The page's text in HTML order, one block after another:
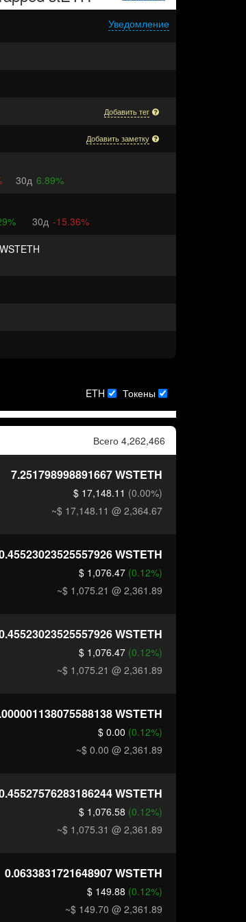
Уведомление
Добавить тег
Добавить заметку
30д 6.89%
30д -15.36%
ETH Токены
Всего 4,262,466
7.251798998891667WSTETH
$ 17,148.11 (0.00%)
~$ 17,148.11 @ 2,364.67
WSTETH
$ 1,076.47 (0.12%)
~$ 1,075.21 @ 2,361.89
WSTETH
$ 1,076.47 (0.12%)
~$ 1,075.21 @ 2,361.89
WSTETH
$ 0.00 (0.12%)
~$ 0.00 @ 2,361.89
WSTETH
$ 1,076.58 (0.12%)
~$ 1,075.31 @ 2,361.89
0.0633831721648907WSTETH
$ 149.88 (0.12%)
~$ 149.70 @ 2,361.89